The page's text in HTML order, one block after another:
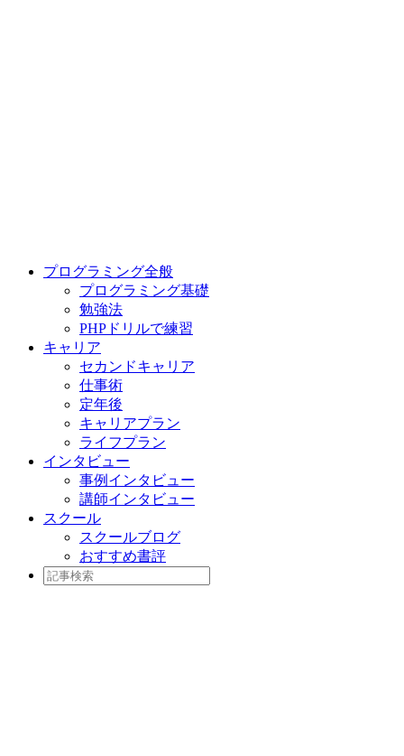
プログラミング全般
プログラミング基礎
勉強法
PHPドリルで練習
キャリア
セカンドキャリア
仕事術
定年後
キャリアプラン
ライフプラン
インタビュー
事例インタビュー
講師インタビュー
スクール
スクールブログ
おすすめ書評